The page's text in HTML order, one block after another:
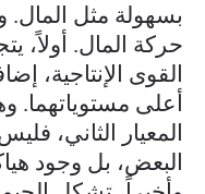
بسهولة مثل المال.
حركة المال. أولاً،
القوى الإنتاجية،
أعلى مستوياتهما.
المعيار الثاني،
البعض، بل وجود